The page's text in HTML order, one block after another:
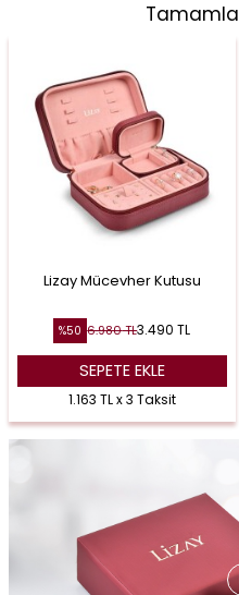
Lizay Mücevher Kutusu
%50 6.980TL3.490 TL
SEPETE EKLE
1.163 TL x 3 Taksit